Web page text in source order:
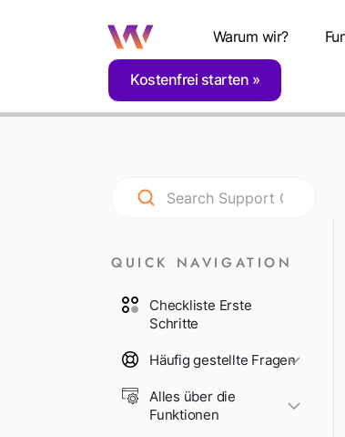
Warum wir?
Kostenfrei starten
Home Support Rechtliches,
QUICK NAVIGATION
Checkliste Erste
Schritte
Häufig gestellte Fragen
Alles über die
Funktionen